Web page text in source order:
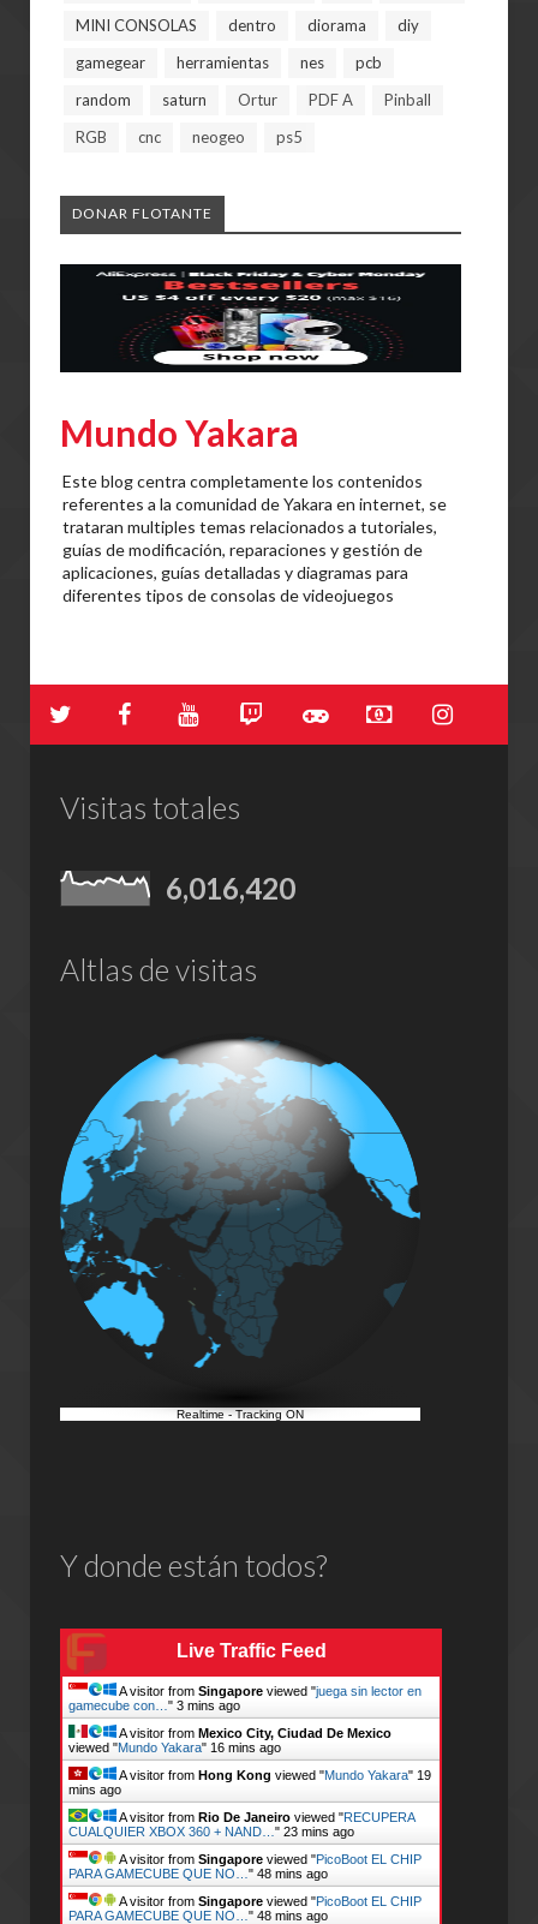
MINI CONSOLAS
dentro diorama
diy
gamegear
herramientas nes
pcb
random
saturn Ortur PDF A
Pinball
RGB
cnc neogeo ps5
DONAR FLOTANTE
Mundo Yakara
Este blog centra completamente los contenidos
referentes a la comunidad de Yakara en internet, se
trataran multiples temas relacionados a tutoriales,
guías de modificación, reparaciones y gestión de
aplicaciones, guías detalladas y diagramas para
diferentes tipos de consolas de videojuegos
Visitas totales
6,016,420
Altlas de visitas
Realtime-Tracking ON
Y donde están todos?
Live Traffic Feed
A visitor from Singapore viewed "juega sin lector en
gamecube con…" 3 mins ago
A visitor from Mexico City, Ciudad De Mexico
viewed "Mundo Yakara" 16 mins ago
A visitor from Hong Kong viewed "Mundo Yakara" 19
mins ago
A visitor from Rio De Janeiro viewed "RECUPERA
CUALQUIER XBOX 360 + NAND…" 23 mins ago
A visitor from Singapore viewed "PicoBoot EL CHIP
PARA GAMECUBE QUE NO…" 48 mins ago
A visitor from Singapore viewed "PicoBoot EL CHIP
PARA GAMECUBE QUE NO…" 48 mins ago